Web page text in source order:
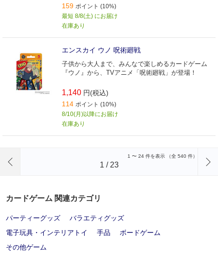
159 ポイント (10%)
最短 8/8(土) にお届け
在庫あり
エンスカイ ウノ 呪術廻戦
子供から大人まで、みんなで楽しめるカードゲーム
『ウノ』から、TVアニメ「呪術廻戦」が登場！
1,140 円(税込)
114 ポイント (10%)
8/10(月)以降にお届け
在庫あり
1 〜 24 件を表示 （全 540 件）
1 / 23
カードゲーム 関連カテゴリ
パーティーグッズ
バラエティグッズ
電子玩具・インテリアトイ
手品
ボードゲーム
その他ゲーム